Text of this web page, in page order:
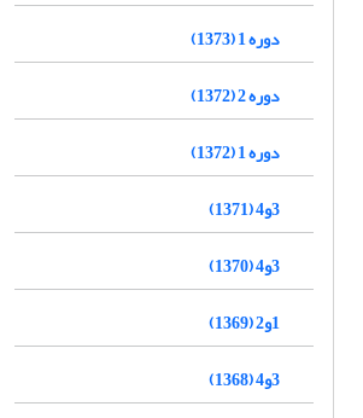
دوره 1 (1373)
دوره 2 (1372)
دوره 1 (1372)
3و4 (1371)
3و4 (1370)
1و2 (1369)
3و4 (1368)